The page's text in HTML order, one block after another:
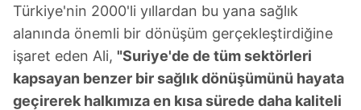
Türkiye'nin 2000'li yıllardan bu yana sağlık
alanında önemli bir dönüşüm gerçekleştirdiğine
işaret eden Ali, "Suriye'de de tüm sektörleri
kapsayan benzer bir sağlık dönüşümünü hayata
geçirerek halkımıza en kısa sürede daha kaliteli